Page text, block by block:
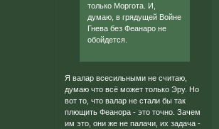
только Моргота. И,
думаю, в грядущей Войне
Гнева без Феанаро не
обойдется.
Я валар всесильными не считаю,
думаю что всё может только Эру. Но
вот то, что валар не стали бы так
плющить Феанора - это точно. Зачем
им это, они же не палачи, их задача -